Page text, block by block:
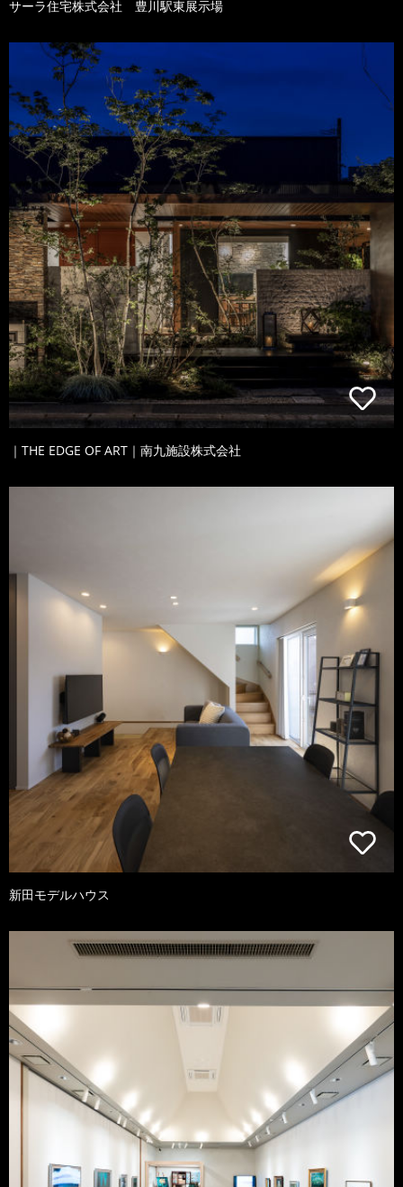
サーラ住宅株式会社 豊川駅東展示場
｜THE EDGE OF ART｜南九施設株式会社
新田モデルハウス